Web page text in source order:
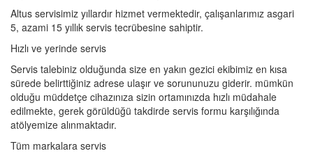
Altus servisimiz yıllardır hizmet vermektedir, çalışanlarımız asgari
5, azami 15 yıllık servis tecrübesine sahiptir.
Hızlı ve yerinde servis
Servis talebiniz olduğunda size en yakın gezici ekibimiz en kısa
sürede belirttiğiniz adrese ulaşır ve sorununuzu giderir. mümkün
olduğu müddetçe cihazınıza sizin ortamınızda hızlı müdahale
edilmekte, gerek görüldüğü takdirde servis formu karşılığında
atölyemize alınmaktadır.
Tüm markalara servis